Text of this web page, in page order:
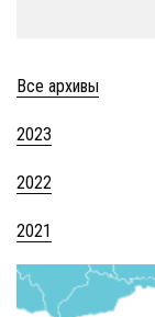
Все архивы
2023
2022
2021